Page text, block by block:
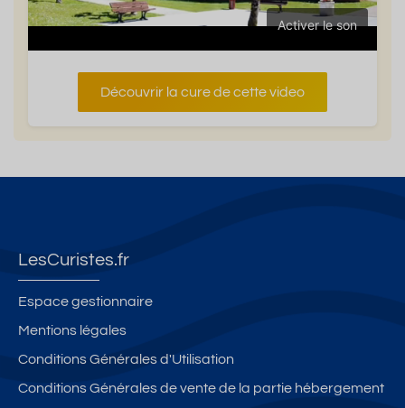
Activer le son
Découvrir la cure de cette video
LesCuristes.fr
Espace gestionnaire
Mentions légales
Conditions Générales d'Utilisation
Conditions Générales de vente de la partie hébergement